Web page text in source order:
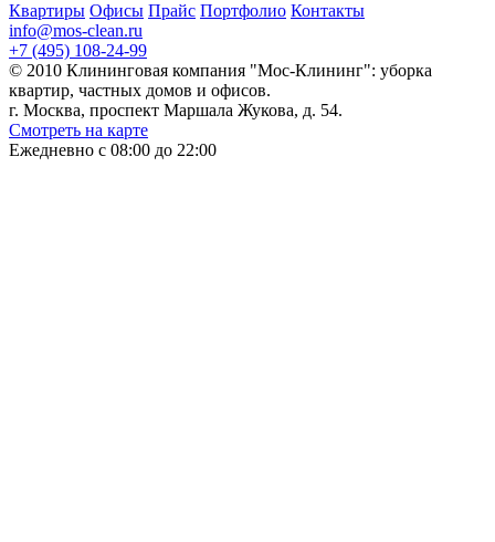
Квартиры Офисы Прайс Портфолио Контакты
info@mos-clean.ru
+7 (495) 108-24-99
© 2010 Клининговая компания "Мос-Клининг": уборка
квартир, частных домов и офисов.
г. Москва, проспект Маршала Жукова, д. 54.
Смотреть на карте
Ежедневно с 08:00 до 22:00